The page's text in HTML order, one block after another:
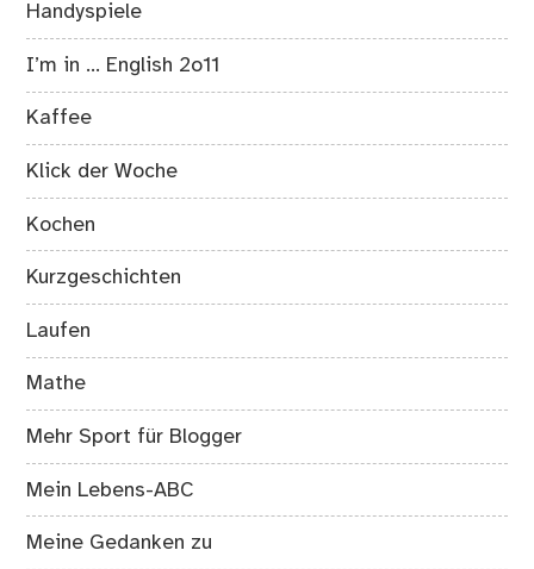
Handyspiele
I’m in … English 2o11
Kaffee
Klick der Woche
Kochen
Kurzgeschichten
Laufen
Mathe
Mehr Sport für Blogger
Mein Lebens-ABC
Meine Gedanken zu